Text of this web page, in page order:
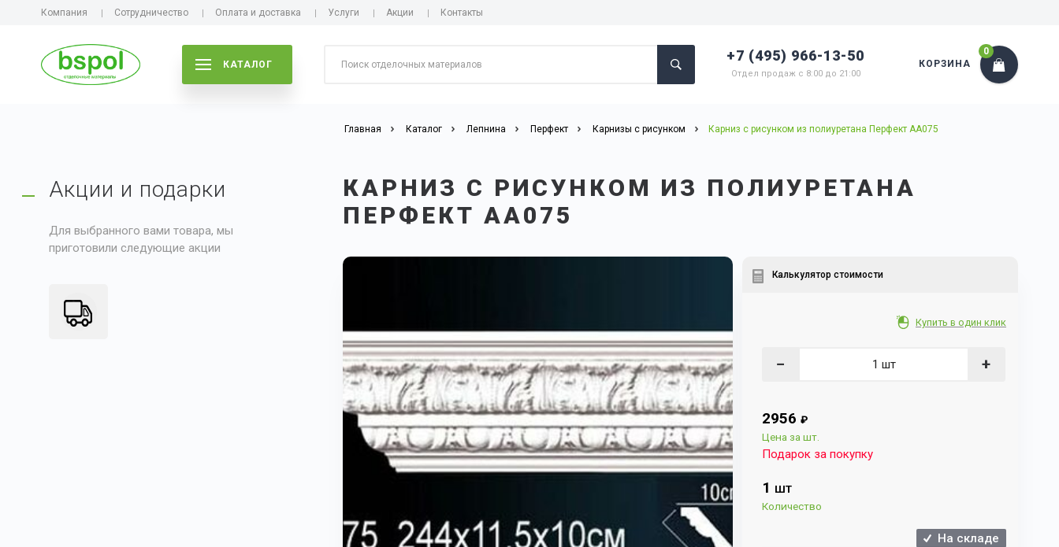
Компания Сотрудничество Оплата и доставка Услуги Акции Контакты
КАТАЛОГ
+7 (495) 966-13-50
Отдел продаж с 8:00 до 21:00
КОРЗИНА
0
Главная Каталог Лепнина Перфект Карнизы с рисунком Карниз с рисунком из полиуретана Перфект AA075
КАРНИЗ С РИСУНКОМ ИЗ ПОЛИУРЕТАНА
ПЕРФЕКТ AA075
Калькулятор стоимости
Купить в один клик
− +
2956 ₽
Цена за шт.
Подарок за покупку
1 ШТ
Количество
На складе
Акции и подарки
Для выбранного вами товара, мы
приготовили следующие акции